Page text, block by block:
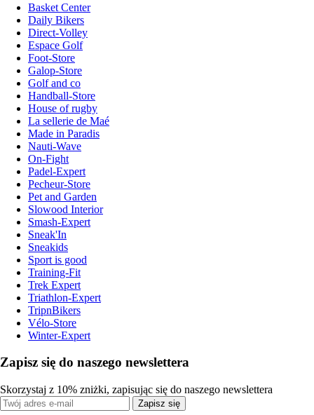
Basket Center
Daily Bikers
Direct-Volley
Espace Golf
Foot-Store
Galop-Store
Golf and co
Handball-Store
House of rugby
La sellerie de Maé
Made in Paradis
Nauti-Wave
On-Fight
Padel-Expert
Pecheur-Store
Pet and Garden
Slowood Interior
Smash-Expert
Sneak'In
Sneakids
Sport is good
Training-Fit
Trek Expert
Triathlon-Expert
TripnBikers
Vélo-Store
Winter-Expert
Zapisz się do naszego newslettera
Skorzystaj z 10% zniżki, zapisując się do naszego newslettera
Zapisz się